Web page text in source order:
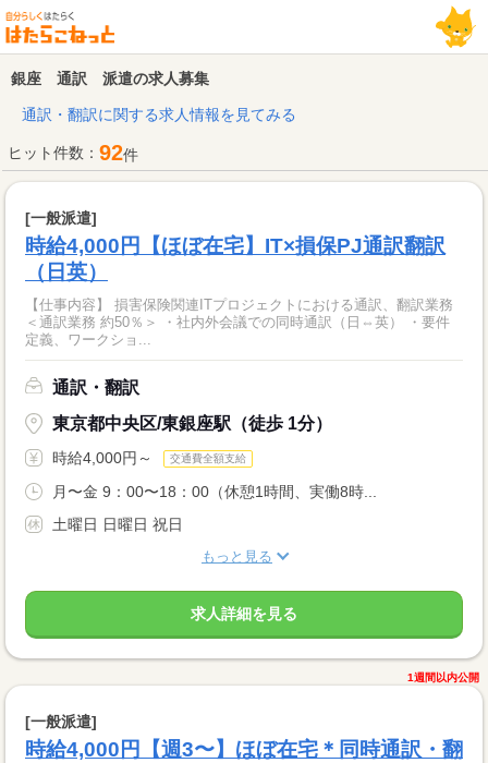
銀座 通訳 派遣の求人募集
通訳・翻訳に関する求人情報を見てみる
ヒット件数： 92件
[一般派遣]
時給4,000円【ほぼ在宅】IT×損保PJ通訳翻訳
（日英）
【仕事内容】 損害保険関連ITプロジェクトにおける通訳、翻訳業務
＜通訳業務 約50％＞ ・社内外会議での同時通訳（日⇔英） ・要件
定義、ワークショ...
通訳・翻訳
東京都中央区/東銀座駅（徒歩 1分）
時給4,000円～ 交通費全額支給
月〜金 9：00〜18：00（休憩1時間、実働8時...
土曜日 日曜日 祝日
もっと見る
求人詳細を見る
1週間以内公開
[一般派遣]
時給4,000円【週3〜】ほぼ在宅＊同時通訳・翻